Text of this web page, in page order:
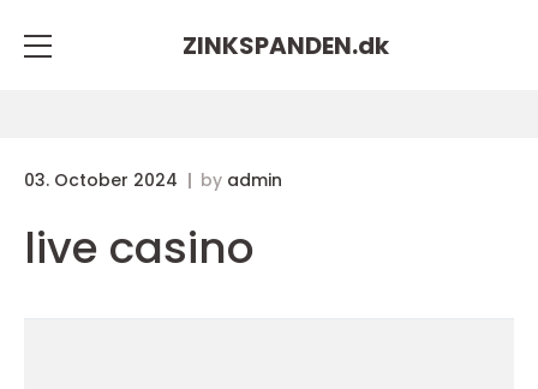
ZINKSPANDEN.dk
03. October 2024 by admin
live casino